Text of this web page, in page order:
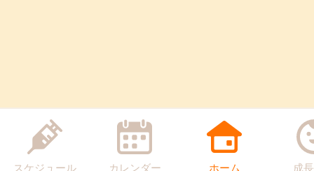
スケジュール カレンダー ホーム 成